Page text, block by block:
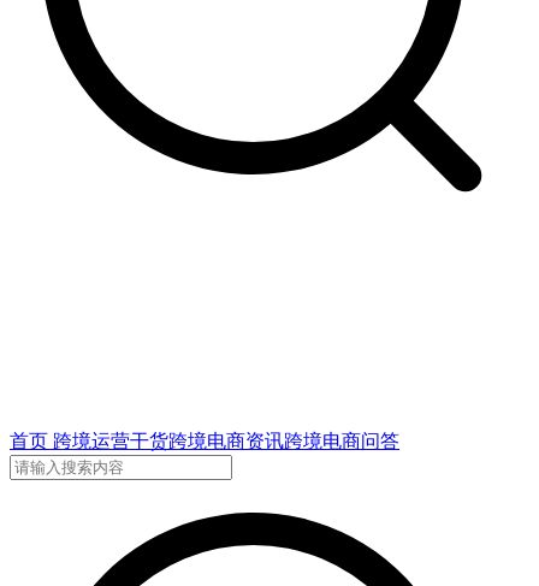
首页 跨境运营干货跨境电商资讯跨境电商问答